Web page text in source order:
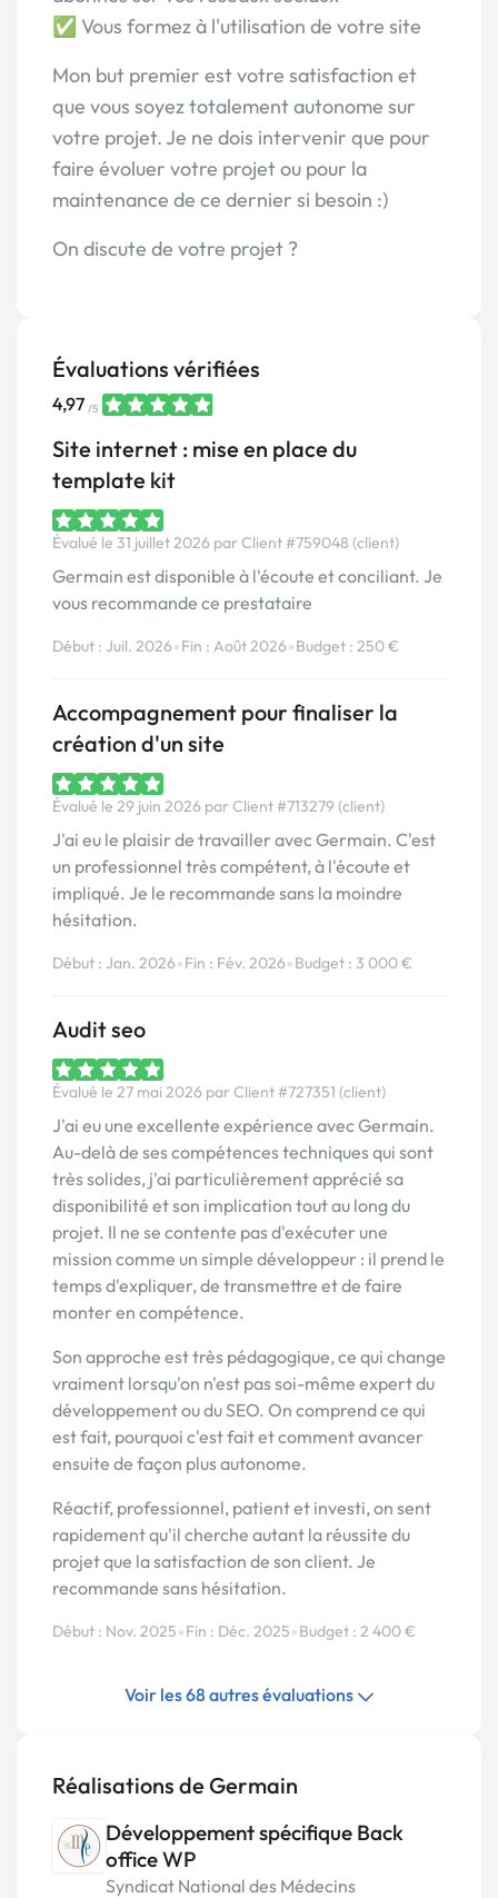
✅ Vous formez à l'utilisation de votre site
Mon but premier est votre satisfaction et
que vous soyez totalement autonome sur
votre projet. Je ne dois intervenir que pour
faire évoluer votre projet ou pour la
maintenance de ce dernier si besoin :)
On discute de votre projet ?
Évaluations vérifiées
4,97 /5
Site internet : mise en place du
template kit
Évalué le 31 juillet 2026 par Client #759048 (client)
Germain est disponible à l'écoute et conciliant. Je
vous recommande ce prestataire
Début : Juil. 2026•Fin : Août 2026•Budget : 250 €
Accompagnement pour finaliser la
création d'un site
Évalué le 29 juin 2026 par Client #713279 (client)
J'ai eu le plaisir de travailler avec Germain. C'est
un professionnel très compétent, à l'écoute et
impliqué. Je le recommande sans la moindre
hésitation.
Début : Jan. 2026•Fin : Fév. 2026•Budget : 3 000 €
Audit seo
Évalué le 27 mai 2026 par Client #727351 (client)
J'ai eu une excellente expérience avec Germain.
Au-delà de ses compétences techniques qui sont
très solides, j'ai particulièrement apprécié sa
disponibilité et son implication tout au long du
projet. Il ne se contente pas d'exécuter une
mission comme un simple développeur : il prend le
temps d'expliquer, de transmettre et de faire
monter en compétence.
Son approche est très pédagogique, ce qui change
vraiment lorsqu'on n'est pas soi-même expert du
développement ou du SEO. On comprend ce qui
est fait, pourquoi c'est fait et comment avancer
ensuite de façon plus autonome.
Réactif, professionnel, patient et investi, on sent
rapidement qu'il cherche autant la réussite du
projet que la satisfaction de son client. Je
recommande sans hésitation.
Début : Nov. 2025•Fin : Déc. 2025•Budget : 2 400 €
Voir les 68 autres évaluations
Réalisations de Germain
Développement spécifique Back
office WP
Syndicat National des Médecins